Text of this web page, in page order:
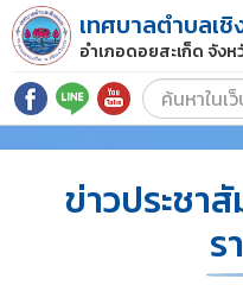
เทศบาลตำบลเ
อำเภอดอยสะเก็ด จังห
ข่าวประชา
ร